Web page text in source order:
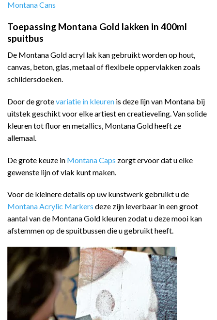
Montana Cans
Toepassing Montana Gold lakken in 400ml
spuitbus
De Montana Gold acryl lak kan gebruikt worden op hout,
canvas, beton, glas, metaal of flexibele oppervlakken zoals
schildersdoeken.
Door de grotevariatie in kleuren is deze lijn van Montana bij
uitstek geschikt voor elke artiest en creatieveling. Van solide
kleuren tot fluor en metallics, Montana Gold heeft ze
allemaal.
De grote keuze in Montana Caps zorgt ervoor dat u elke
gewenste lijn of vlak kunt maken.
Voor de kleinere details op uw kunstwerk gebruikt u de
Montana Acrylic Markers deze zijn leverbaar in een groot
aantal van de Montana Gold kleuren zodat u deze mooi kan
afstemmen op de spuitbussen die u gebruikt heeft.